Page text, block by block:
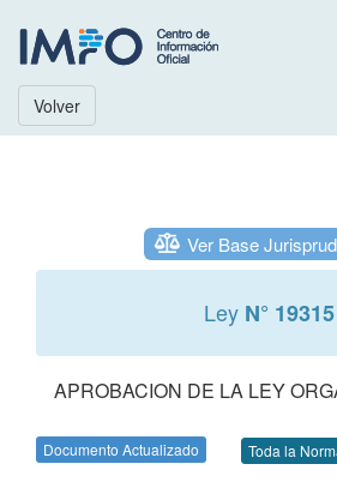
Volver
Ver Base
Ley N° 19315
APROBACION DE LA LEY
Documento Actualizado Toda la